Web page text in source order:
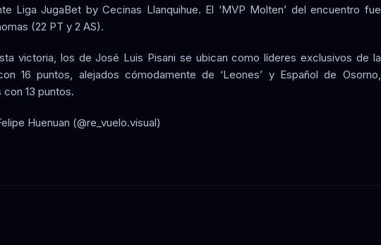
Liga JugaBet by Cecinas Llanquihue. El ‘MVP Molten’ del encuentro fue
(22 PT y 2 AS).
victoria, los de José Luis Pisani se ubican como líderes exclusivos de la
16 puntos, alejados cómodamente de ‘Leones’ y Español de Osorno,
con 13 puntos.
Huenuan (@re_vuelo.visual)